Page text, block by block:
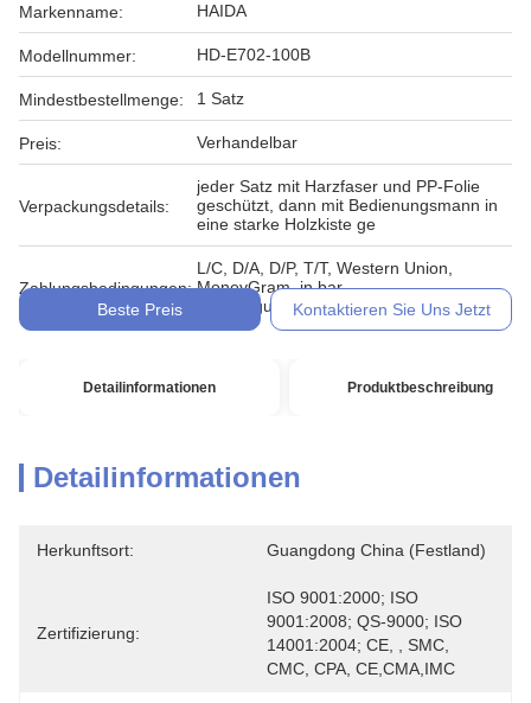
Markenname: HAIDA
Modellnummer: HD-E702-100B
Mindestbestellmenge: 1 Satz
Preis: Verhandelbar
Verpackungsdetails:
jeder Satz mit Harzfaser und PP-Folie
geschützt, dann mit Bedienungsmann in
eine starke Holzkiste ge
Zahlungsbedingungen:
L/C, D/A, D/P, T/T, Western Union,
MoneyGram, in bar,
Übertragungsurkunde
Beste Preis Kontaktieren Sie Uns Jetzt
Detailinformationen Produktbeschreibung
Detailinformationen
Herkunftsort: Guangdong China (Festland)
Zertifizierung:
ISO 9001:2000; ISO
9001:2008; QS-9000; ISO
14001:2004; CE, , SMC,
CMC, CPA, CE,CMA,IMC